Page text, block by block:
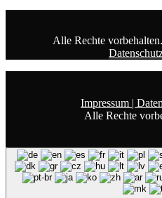
Alle Rechte
Impressum |
Alle Rechte